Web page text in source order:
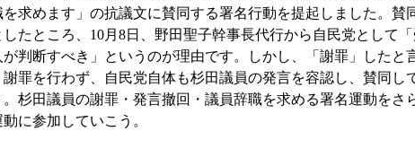
求めます」の抗議文に賛同する署名行動を提起しました。賛
たところ、10月8日、野田聖子幹事長代行から自民党として
判断すべき」というのが理由です。しかし、「謝罪」した
罪を行わず、自民党自体も杉田議員の発言を容認し、賛同し
杉田議員の謝罪・発言撤回・議員辞職を求める署名運動をさ
に参加していこう。